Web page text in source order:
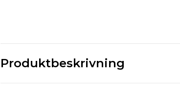
Produktbeskrivning